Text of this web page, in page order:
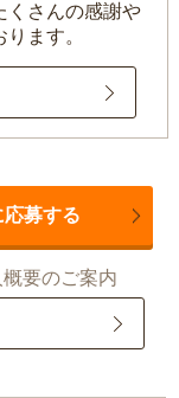
くさんの感謝や
ます。
募する
要のご案内